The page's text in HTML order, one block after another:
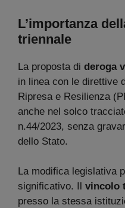
L’importanza
triennale
La proposta di deroga
in linea con le direttive
Ripresa e Resilienza
anche nel solco
n.44/2023, senza
dello Stato.
La modifica legislativa
significativo. Il vincolo
presso la stessa